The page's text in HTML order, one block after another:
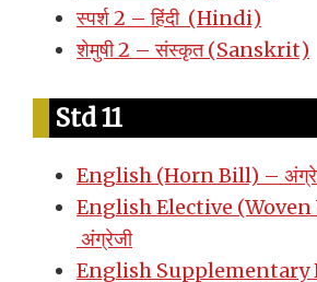
स्पर्श 2 – हिंदी (Hindi)
शेमुषी 2 – संस्कृत (Sanskrit)
Std 11
English (Horn Bill) –
English Elective (Woven
अंग्रेजी
English Supplementary